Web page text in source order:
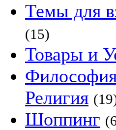
Темы для
(15)
Товары и
Религия
Шоппинг